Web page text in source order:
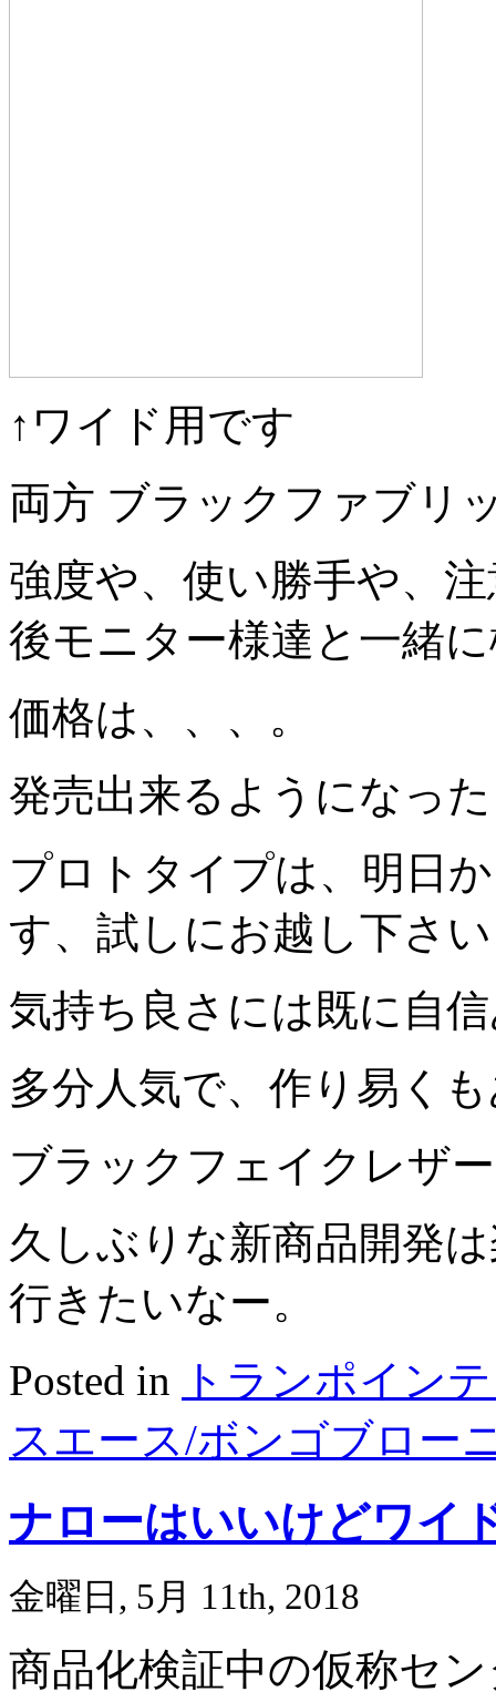
↑ワイド用です
両方 ブラックファブリ
強度や、使い勝手や、
後モニター様達と一緒
価格は、、、。
発売出来るようになっ
プロトタイプは、明日
す、試しにお越し下さ
気持ち良さには既に自
多分人気で、作り易く
ブラックフェイクレザ
久しぶりな新商品開発
行きたいなー。
Posted in
トランポイン
スエース/ボンゴブロー
ナローはいいけどワイ
金曜日, 5月 11th, 2018
商品化検証中の仮称セ